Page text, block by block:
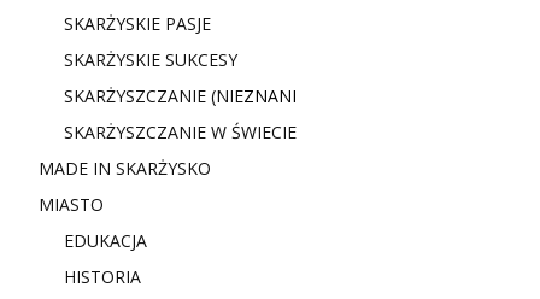
SKARŻYSKIE PASJE
SKARŻYSKIE SUKCESY
SKARŻYSZCZANIE (NIEZNANI
SKARŻYSZCZANIE W ŚWIECIE
MADE IN SKARŻYSKO
MIASTO
EDUKACJA
HISTORIA